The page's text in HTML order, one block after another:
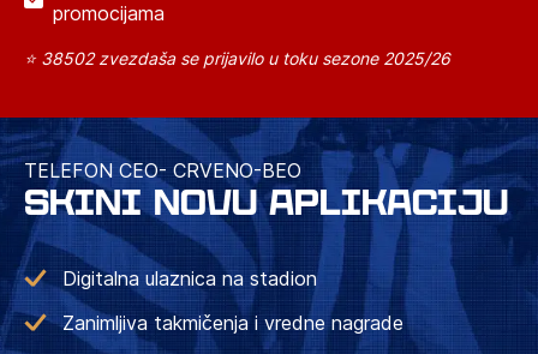
promocijama
⭐ 38502 zvezdaša se prijavilo u toku sezone 2025/26
TELEFON CEO- CRVENO-BEO
SKINI NOVU APLIKACIJU
Digitalna ulaznica na stadion
Zanimljiva takmičenja i vredne nagrade